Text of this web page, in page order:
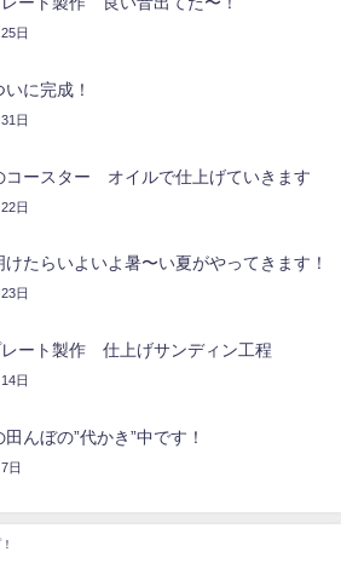
日
に完成！
日
コースター オイルで仕上げていきます
日
けたらいよいよ暑〜い夏がやってきます！
日
レート製作 仕上げサンディン工程
日
田んぼの”代かき”中です！
日